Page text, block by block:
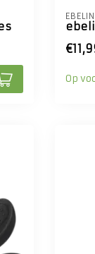
EBELIN
Op